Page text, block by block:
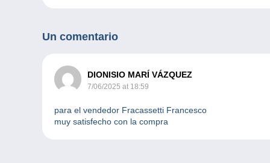
Un comentario
DIONISIO MARÍ VÁZQUEZ
7/06/2025 at 18:59
para el vendedor Fracassetti Francesco
muy satisfecho con la compra